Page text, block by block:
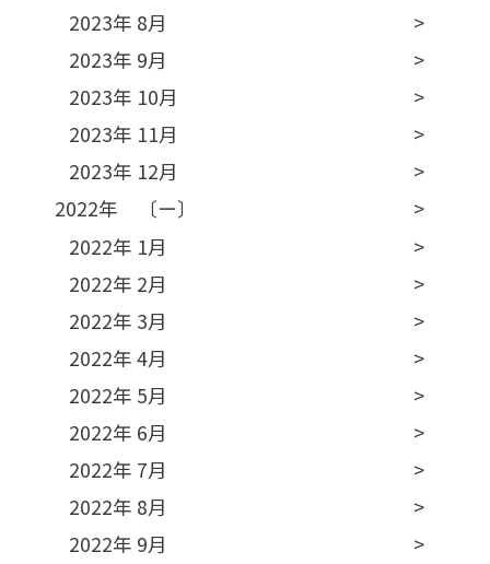
2023年 8月
2023年 9月
2023年 10月
2023年 11月
2023年 12月
2022年 〔ー〕
2022年 1月
2022年 2月
2022年 3月
2022年 4月
2022年 5月
2022年 6月
2022年 7月
2022年 8月
2022年 9月